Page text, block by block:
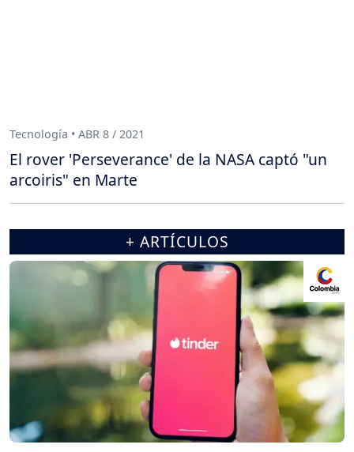
Tecnología • ABR 8 / 2021
El rover 'Perseverance' de la NASA captó "un
arcoiris" en Marte
+ ARTÍCULOS